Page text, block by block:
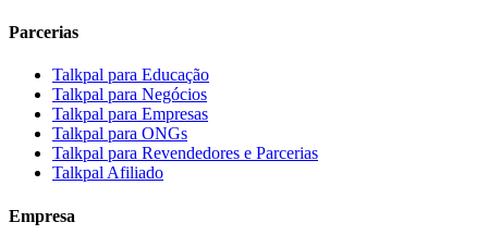
Parcerias
Talkpal para Educação
Talkpal para Negócios
Talkpal para Empresas
Talkpal para ONGs
Talkpal para Revendedores e Parcerias
Talkpal Afiliado
Empresa